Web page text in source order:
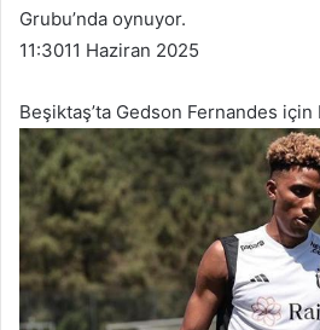
Grubu’nda oynuyor.
11:3011 Haziran 2025
Beşiktaş’ta Gedson Fernandes